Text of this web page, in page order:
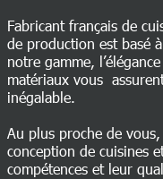
Fabricant français de
de production est basé
notre gamme,
matériaux vous
inégalable.
Au plus proche de
conception de cuisines
compétences et leur